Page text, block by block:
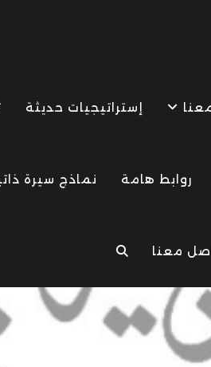
إستراتيجيات حديثة
روابط هامة نماذج سيرة
معنا TOGGLE
WEBSITE